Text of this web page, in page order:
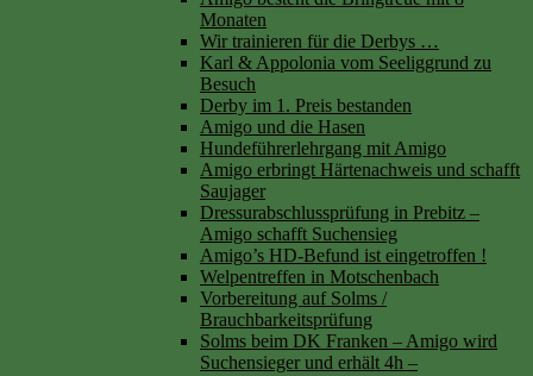
Monaten
Wir trainieren für die Derbys …
Karl & Appolonia vom Seeliggrund zu
Besuch
Derby im 1. Preis bestanden
Amigo und die Hasen
Hundeführerlehrgang mit Amigo
Amigo erbringt Härtenachweis und schafft
Saujager
Dressurabschlussprüfung in Prebitz –
Amigo schafft Suchensieg
Amigo’s HD-Befund ist eingetroffen !
Welpentreffen in Motschenbach
Vorbereitung auf Solms /
Brauchbarkeitsprüfung
Solms beim DK Franken – Amigo wird
Suchensieger und erhält 4h –